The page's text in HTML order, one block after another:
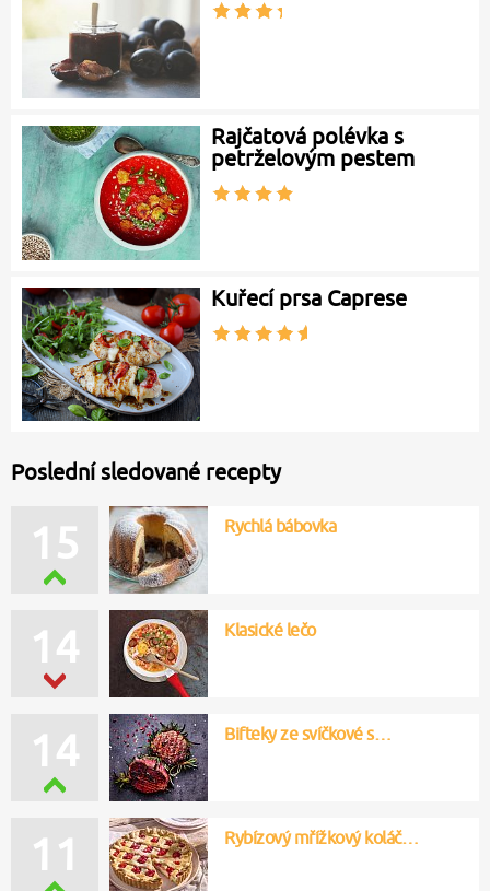
Rajčatová polévka s
petrželovým pestem
Kuřecí prsa Caprese
Poslední sledované recepty
14 Klasické lečo
15 Rychlá bábovka
14 Bifteky ze svíčkové s…
11 Rybízový mřížkový koláč…